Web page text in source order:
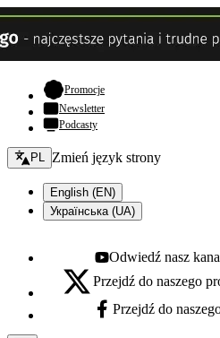
Promocje- otwiera się w nowej karcie
Newsletter
Podcasty
Zmień język - bieżący:
PL Zmień język strony
English (EN)
Українська (UA)
Youtube - otwiera się w
Odwiedź nasz
X - otwiera się w nowej karcie
Przejdź do naszego
Facebook - otwiera się w
Przejdź do